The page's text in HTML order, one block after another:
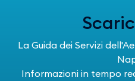
La Guida dei Servizi
Informazioni in tempo